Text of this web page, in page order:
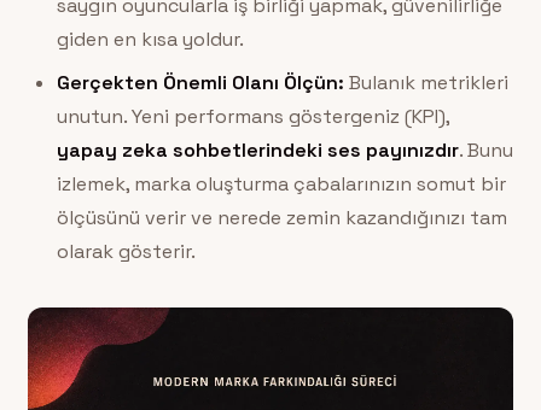
saygın oyuncularla iş birliği yapmak, güvenilirliğe
giden en kısa yoldur.
Gerçekten Önemli Olanı Ölçün: Bulanık metrikleri
unutun. Yeni performans göstergeniz (KPI),
yapay zeka sohbetlerindeki ses payınızdır. Bunu
izlemek, marka oluşturma çabalarınızın somut bir
ölçüsünü verir ve nerede zemin kazandığınızı tam
olarak gösterir.